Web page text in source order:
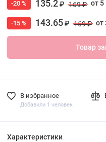
-20 % 135.2₽ 169 ₽ от
-15 % 143.65₽ 169 ₽ от
Товар
В избранное
Добавили 1 человек
Характеристики